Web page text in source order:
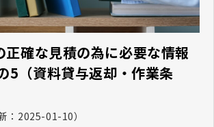
正確な見積の為に必要な情報
5（資料貸与返却・作業条
： 2025-01-10）